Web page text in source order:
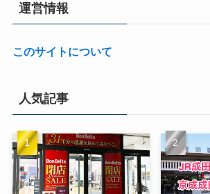
運営情報
このサイトについて
人気記事